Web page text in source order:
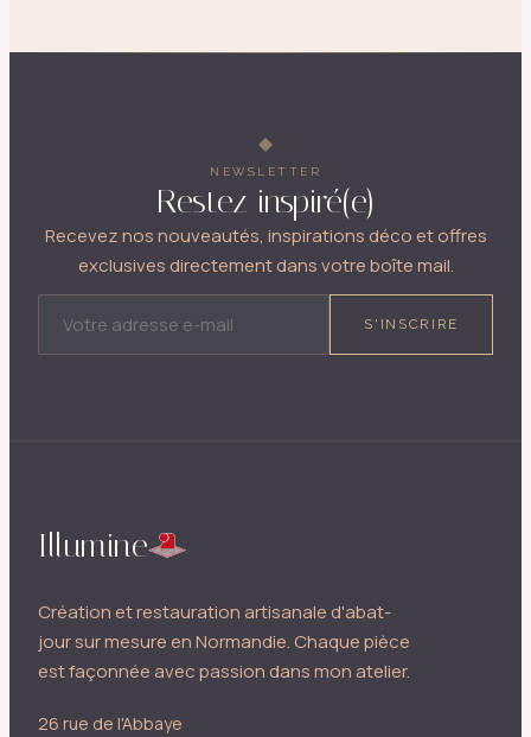
NEWSLETTER
Restez inspiré(e)
Recevez nos nouveautés, inspirations déco et offres
exclusives directement dans votre boîte mail.
S'INSCRIRE
Illumine
Création et restauration artisanale d'abat-
jour sur mesure en Normandie. Chaque pièce
est façonnée avec passion dans mon atelier.
26 rue de l'Abbaye